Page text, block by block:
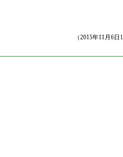
（2015年11月6日